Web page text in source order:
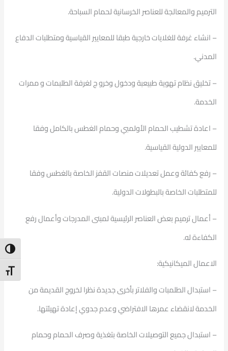
الترميم والمعالجة للعناصر الخرسانية لحمام السباحة.
– انشاء غرفة للغلايات خارجية طبقا للمعايير القياسية ومتطلبات الدفاع
المدني.
– تخليق نظام تهوية طبيعبة ودخول وخرو ج لغرفة الطلبمات و ممرات
الخدمة.
– اعادة تشطيب الحمام الأولمبي وحمام الغطس بالكامل وفقا
للمعايير الدولية القياسية.
– رفع كفائة وعمل تعديلات منصات القفز الخاصة بالغطس وفقا
للمتطلبات الخاصة بالبطولات الدولية.
– أعمال ترميم بعض العناصر الرئيسية لمبنى المدرجات وأعمال رفع
الكفاءة له.
الاعمال الميكانيكية:
– استبدال الطلمبات والفلاتر بأخرى جديدة نظرا لخروج القديمة من
الخدمة لانقضاء عمرها الافتراضي وعدم جدوي إعادة تهيئتها.
– استبدال جميع التوصيلات الخاصة بتغذية وصرف الحمام وحمام